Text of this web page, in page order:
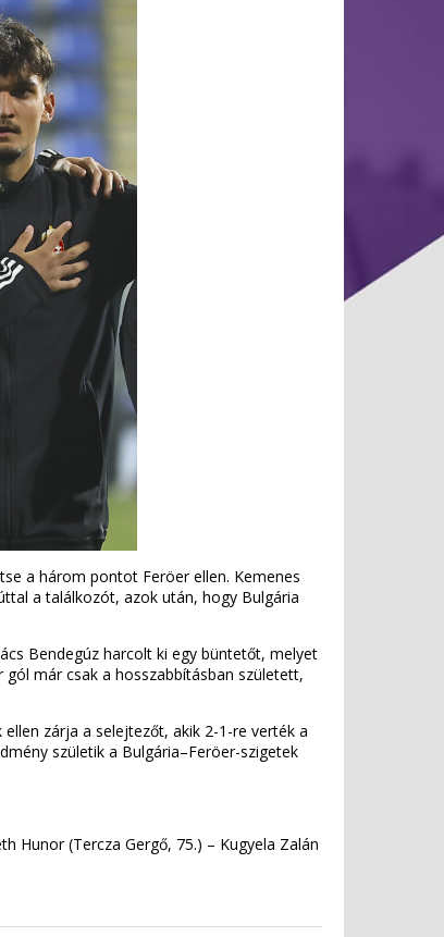
a három pontot Feröer ellen. Kemenes
a találkozót, azok után, hogy Bulgária
Bendegúz harcolt ki egy büntetőt, melyet
már csak a hosszabbításban született,
zárja a selejtezőt, akik 2-1-re verték a
születik a Bulgária–Feröer-szigetek
Hunor (Tercza Gergő, 75.) – Kugyela Zalán